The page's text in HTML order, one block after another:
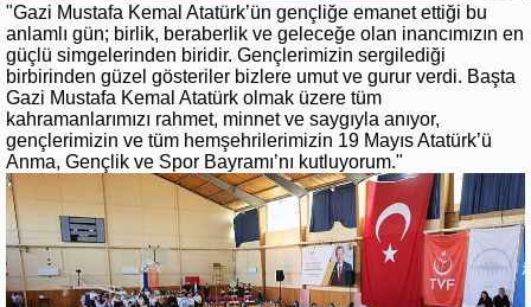
"Gazi Mustafa Kemal Atatürk’ün gençliğe emanet ettiği bu
anlamlı gün; birlik, beraberlik ve geleceğe olan inancımızın en
güçlü simgelerinden biridir. Gençlerimizin sergilediği
birbirinden güzel gösteriler bizlere umut ve gurur verdi. Başta
Gazi Mustafa Kemal Atatürk olmak üzere tüm
kahramanlarımızı rahmet, minnet ve saygıyla anıyor,
gençlerimizin ve tüm hemşehrilerimizin 19 Mayıs Atatürk’ü
Anma, Gençlik ve Spor Bayramı’nı kutluyorum."